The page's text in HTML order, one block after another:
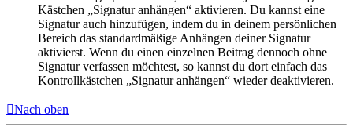
Kästchen „Signatur anhängen“ aktivieren. Du kannst eine
Signatur auch hinzufügen, indem du in deinem persönlichen
Bereich das standardmäßige Anhängen deiner Signatur
aktivierst. Wenn du einen einzelnen Beitrag dennoch ohne
Signatur verfassen möchtest, so kannst du dort einfach das
Kontrollkästchen „Signatur anhängen“ wieder deaktivieren.
Nach oben